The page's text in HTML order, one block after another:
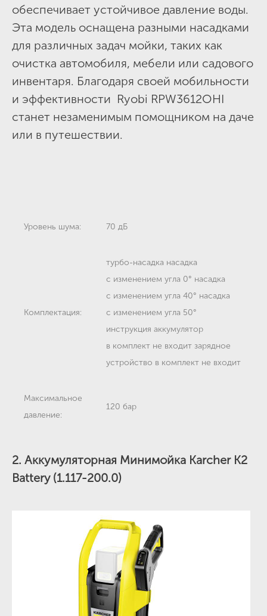
обеспечивает устойчивое давление воды.
Эта модель оснащена разными насадками
для различных задач мойки, таких как
очистка автомобиля, мебели или садового
инвентаря. Благодаря своей мобильности
и эффективности Ryobi RPW3612OHI
станет незаменимым помощником на даче
или в путешествии.
Уровень шума: 70 дБ
Комплектация:
турбо-насадка насадка
с изменением угла 0° насадка
с изменением угла 40° насадка
с изменением угла 50°
инструкция аккумулятор
в комплект не входит зарядное
устройство в комплект не входит
Максимальное
давление:
120 бар
2. Аккумуляторная Минимойка Karcher K2
Battery (1.117-200.0)